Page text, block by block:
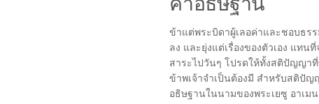
ข้าแต่พระบิดาผู้เลอค่าและชอบธร
ลง และยุ่งแต่เรื่องของตัวเอง แทน
สาระไปวันๆ โปรดให้ทั้งสติปัญญา
ข้าพเจ้าจำเป็นต้องมี สำหรับสติปัญ
อธิษฐานในนามของพระเยซู อาเมน